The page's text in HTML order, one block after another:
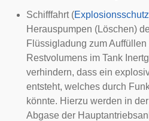
Schifffahrt(Explosionsschutz
Herauspumpen (Löschen)
Flüssigladung zum
Restvolumens im Tank
verhindern, dass ein
entsteht, welches durch
könnte. Hierzu werden in
Abgase der